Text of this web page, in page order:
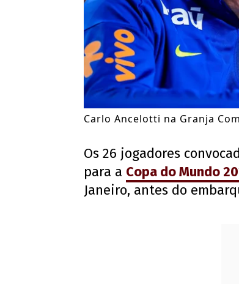
Carlo Ancelotti na Granja
Os 26 jogadores
para a Copa do Mundo
Janeiro, antes do